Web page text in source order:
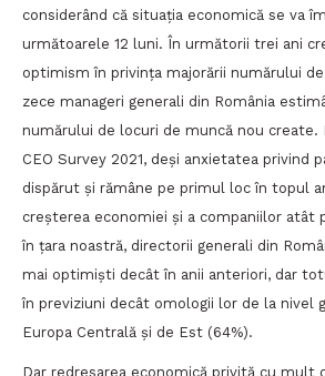
considerând că situația economică se va
următoarele 12 luni. În următorii trei ani
optimism în privința majorării numărului
zece manageri generali din România
numărului de locuri de muncă nou
CEO Survey 2021, deși anxietatea privind
dispărut și rămâne pe primul loc în topul
creșterea economiei și a companiilor atât
în țara noastră, directorii generali din
mai optimiști decât în anii anteriori, dar
în previziuni decât omologii lor de la nivel
Europa Centrală și de Est (64%).
Dar redresarea economică privită cu mult